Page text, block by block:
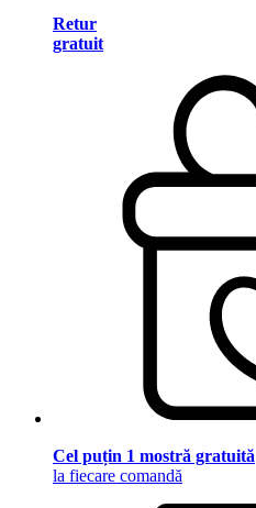
Retur
gratuit
Cel puțin 1 mostră gratuită
la fiecare comandă